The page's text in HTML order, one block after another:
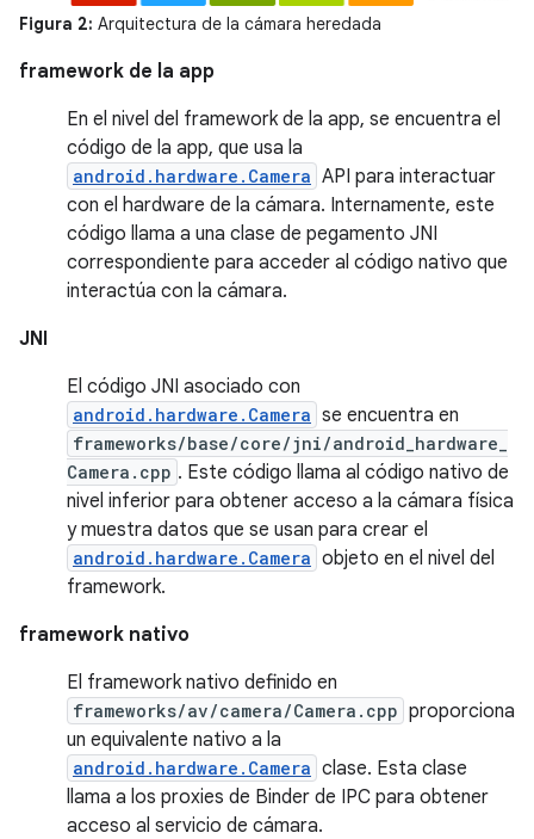
Figura 2: Arquitectura de la cámara heredada
framework de la app
En el nivel del framework de la app, se encuentra el
código de la app, que usa la
android.hardware.Camera API para interactuar
con el hardware de la cámara. Internamente, este
código llama a una clase de pegamento JNI
correspondiente para acceder al código nativo que
interactúa con la cámara.
JNI
El código JNI asociado con
android.hardware.Camera se encuentra en
frameworks/base/core/jni/android_hardware_
Camera.cpp . Este código llama al código nativo de
nivel inferior para obtener acceso a la cámara física
y muestra datos que se usan para crear el
android.hardware.Camera objeto en el nivel del
framework.
framework nativo
El framework nativo definido en
frameworks/av/camera/Camera.cpp proporciona
un equivalente nativo a la
android.hardware.Camera clase. Esta clase
llama a los proxies de Binder de IPC para obtener
acceso al servicio de cámara.